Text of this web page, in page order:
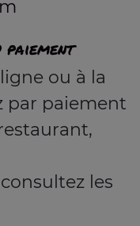
ou à la
par paiement
les